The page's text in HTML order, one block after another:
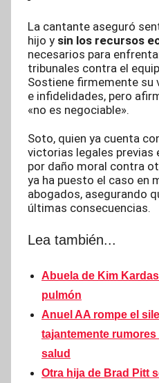
La cantante aseguró
hijo y sin los recursos
necesarios para
tribunales contra el
Sostiene firmemente su
e infidelidades, pero
«no es negociable».
Soto, quien ya cuenta
victorias legales previas
por daño moral contra
ya ha puesto el caso en
abogados, asegurando
últimas consecuencias.
Lea también...
Abuela de Kim
pulmón
Anuel AA rompe el
tajantemente
salud
Otra hija de Brad Pitt